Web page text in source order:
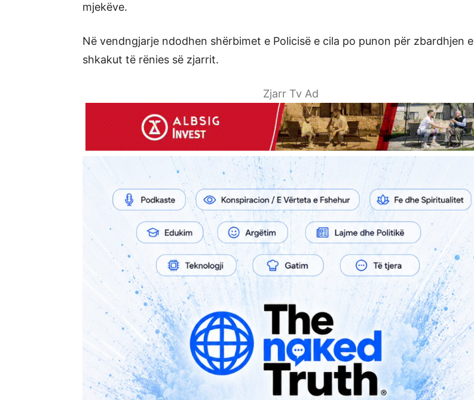
mjekëve.
Në vendngjarje ndodhen shërbimet e Policisë e cila po punon për zbardhjen e
shkakut të rënies së zjarrit.
Zjarr Tv Ad